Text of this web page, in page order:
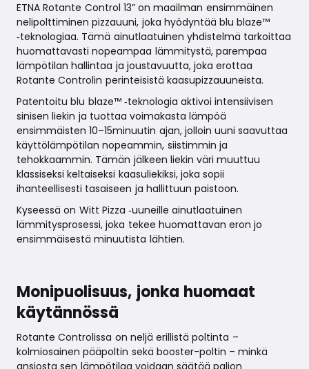
ETNA Rotante Control 13” on maailman ensimmäinen
nelipolttiminen pizzauuni, joka hyödyntää blu blaze™
‑teknologiaa. Tämä ainutlaatuinen yhdistelmä tarkoittaa
huomattavasti nopeampaa lämmitystä, parempaa
lämpötilan hallintaa ja joustavuutta, joka erottaa
Rotante Controlin perinteisistä kaasupizzauuneista.
Patentoitu blu blaze™ ‑teknologia aktivoi intensiivisen
sinisen liekin ja tuottaa voimakasta lämpöä
ensimmäisten 10–15minuutin ajan, jolloin uuni saavuttaa
käyttölämpötilan nopeammin, siistimmin ja
tehokkaammin. Tämän jälkeen liekin väri muuttuu
klassiseksi keltaiseksi kaasuliekiksi, joka sopii
ihanteellisesti tasaiseen ja hallittuun paistoon.
Kyseessä on Witt Pizza ‑uuneille ainutlaatuinen
lämmitysprosessi, joka tekee huomattavan eron jo
ensimmäisestä minuutista lähtien.
Monipuolisuus, jonka huomaat
käytännössä
Rotante Controlissa on neljä erillistä poltinta –
kolmiosainen pääpoltin sekä booster-poltin – minkä
ansiosta sen lämpötilaa voidaan säätää paljon